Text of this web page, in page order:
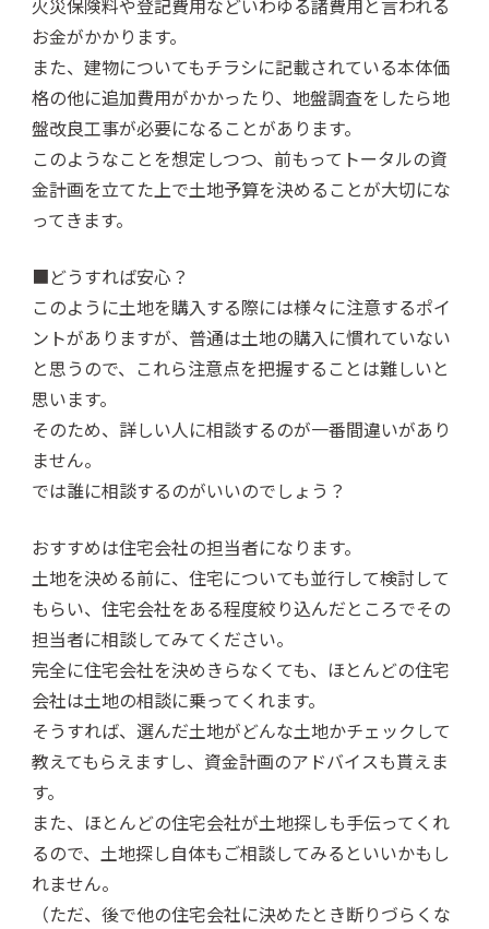
火災保険料や登記費用などいわゆる諸費用と言われる
お金がかかります。
また、建物についてもチラシに記載されている本体価
格の他に追加費用がかかったり、地盤調査をしたら地
盤改良工事が必要になることがあります。
このようなことを想定しつつ、前もってトータルの資
金計画を立てた上で土地予算を決めることが大切にな
ってきます。
■どうすれば安心？
このように土地を購入する際には様々に注意するポイ
ントがありますが、普通は土地の購入に慣れていない
と思うので、これら注意点を把握することは難しいと
思います。
そのため、詳しい人に相談するのが一番間違いがあり
ません。
では誰に相談するのがいいのでしょう？
おすすめは住宅会社の担当者になります。
土地を決める前に、住宅についても並行して検討して
もらい、住宅会社をある程度絞り込んだところでその
担当者に相談してみてください。
完全に住宅会社を決めきらなくても、ほとんどの住宅
会社は土地の相談に乗ってくれます。
そうすれば、選んだ土地がどんな土地かチェックして
教えてもらえますし、資金計画のアドバイスも貰えま
す。
また、ほとんどの住宅会社が土地探しも手伝ってくれ
るので、土地探し自体もご相談してみるといいかもし
れません。
（ただ、後で他の住宅会社に決めたとき断りづらくな